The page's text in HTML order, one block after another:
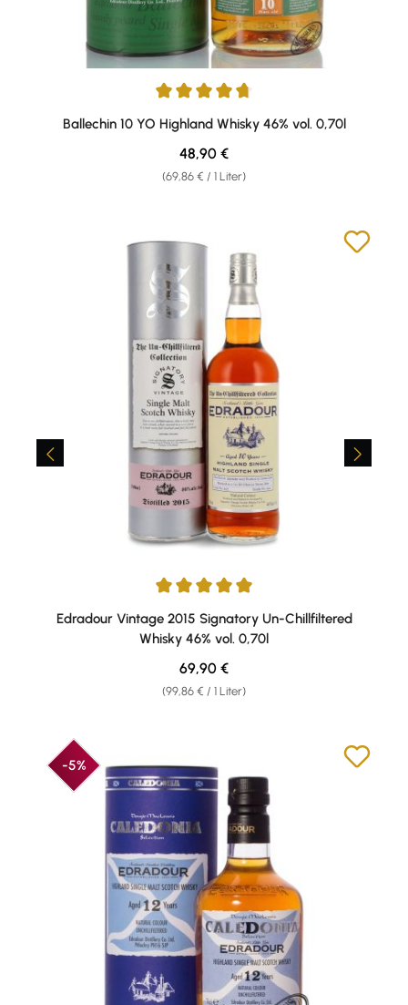
Durchschnittliche Bewertung von 4.69 von 5 Sternen
Ballechin 10 YO Highland Whisky 46% vol. 0,70l
(69,86 € / 1 Liter)
Regulärer Preis:
48,90 €
Durchschnittliche Bewertung von 5 von 5 Sternen
Edradour Vintage 2015 Signatory Un-Chillfiltered
Whisky 46% vol. 0,70l
(99,86 € / 1 Liter)
Regulärer Preis:
69,90 €
-5%